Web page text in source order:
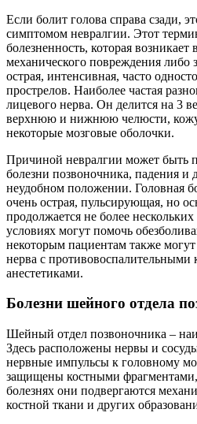
Если болит голова справа сзади,
симптомом невралгии. Этот
болезненность, которая возникает
механического повреждения либо
острая, интенсивная, часто
прострелов. Наиболее частая
лицевого нерва. Он делится на 3
верхнюю и нижнюю челюсти,
некоторые мозговые оболочки.
Причиной невралгии может быть
болезни позвоночника, падения и
неудобном положении. Головная
очень острая, пульсирующая, но
продолжается не более
условиях могут помочь
некоторым пациентам также
нерва с
анестетиками.
Болезни шейного отдела
Шейный отдел позвоночника ‒
Здесь расположены нервы и
нервные импульсы к головному
защищены костными
болезнях они подвергаются
костной ткани и других